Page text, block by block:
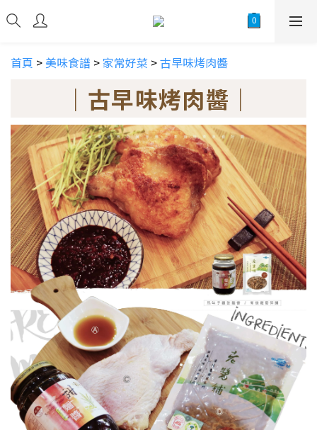
首頁 > 美味食譜 > 家常好菜 >古早味烤肉醬
｜古早味烤肉醬｜